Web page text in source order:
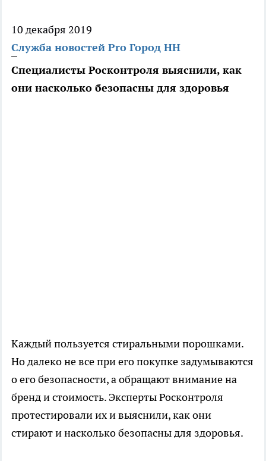
10 декабря 2019
Служба новостей Pro Город НН
Специалисты Росконтроля выяснили, как
они насколько безопасны для здоровья
Каждый пользуется стиральными порошками.
Но далеко не все при его покупке задумываются
о его безопасности, а обращают внимание на
бренд и стоимость. Эксперты Росконтроля
протестировали их и выяснили, как они
стирают и насколько безопасны для здоровья.